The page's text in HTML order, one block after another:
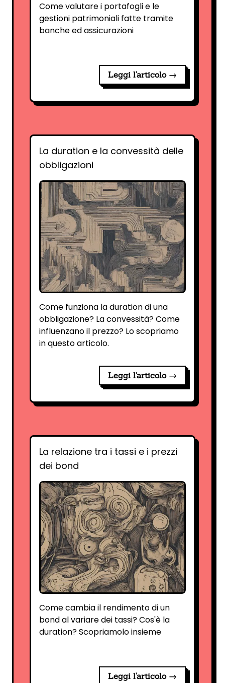
Come valutare i portafogli e le
gestioni patrimoniali fatte tramite
banche ed assicurazioni
Leggi l'articolo →
La duration e la convessità delle
obbligazioni
Come funziona la duration di una
obbligazione? La convessità? Come
influenzano il prezzo? Lo scopriamo
in questo articolo.
Leggi l'articolo →
La relazione tra i tassi e i prezzi
dei bond
Come cambia il rendimento di un
bond al variare dei tassi? Cos'è la
duration? Scopriamolo insieme
Leggi l'articolo →